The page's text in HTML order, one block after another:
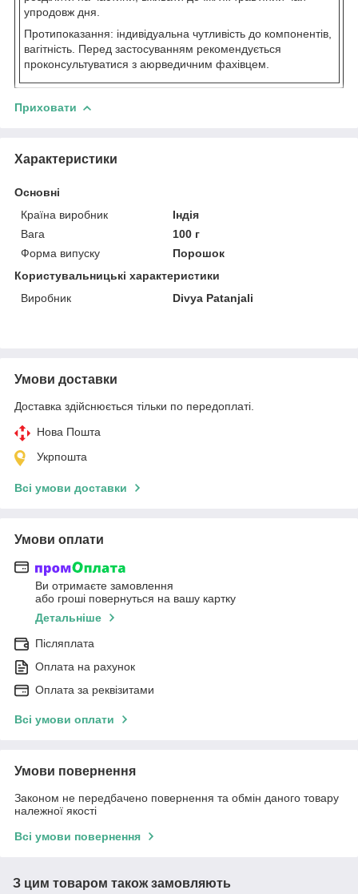
упродовж дня.
Протипоказання: індивідуальна чутливість до компонентів,
вагітність. Перед застосуванням рекомендується
проконсультуватися з аюрведичним фахівцем.
Приховати
Характеристики
Основні
Країна виробник
Індія
Вага
100 г
Форма випуску
Порошок
Користувальницькі характеристики
Виробник
Divya Patanjali
Умови доставки
Доставка здійснюється тільки по передоплаті.
Нова Пошта
Укрпошта
Всі умови доставки
Умови оплати
Ви отримаєте замовлення
або гроші повернуться на вашу картку
Детальніше
Післяплата
Оплата на рахунок
Оплата за реквізитами
Всі умови оплати
Умови повернення
Законом не передбачено повернення та обмін даного товару
належної якості
Всі умови повернення
З цим товаром також замовляють